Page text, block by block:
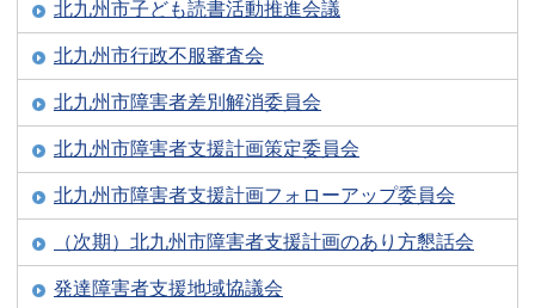
北九州市子ども読書活動推進会議
北九州市行政不服審査会
北九州市障害者差別解消委員会
北九州市障害者支援計画策定委員会
北九州市障害者支援計画フォローアップ委員会
（次期）北九州市障害者支援計画のあり方懇話会
発達障害者支援地域協議会